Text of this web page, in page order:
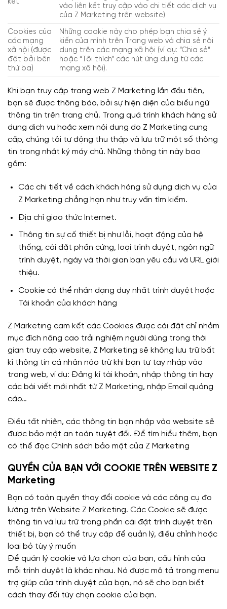
kết
vào liên kết truy cập vào chi tiết các dịch vụ
của Z Marketing trên website)
Cookies của
các mạng
xã hội (được
đặt bởi bên
thứ ba)
Những cookie này cho phép bạn chia sẻ ý
kiến của mình trên Trang web và chia sẻ nội
dung trên các mạng xã hội (ví dụ: “Chia sẻ”
hoặc “Tôi thích” các nút ứng dụng từ các
mạng xã hội).
Khi bạn truy cập trang web Z Marketing lần đầu tiên,
bạn sẽ được thông báo, bởi sự hiện diện của biểu ngữ
thông tin trên trang chủ. Trong quá trình khách hàng sử
dụng dịch vụ hoặc xem nội dung do Z Marketing cung
cấp, chúng tôi tự động thu thập và lưu trữ một số thông
tin trong nhật ký máy chủ. Những thông tin này bao
gồm:
Các chi tiết về cách khách hàng sử dụng dịch vụ của
Z Marketing chẳng hạn như truy vấn tìm kiếm.
Địa chỉ giao thức Internet.
Thông tin sự cố thiết bị như lỗi, hoạt động của hệ
thống, cài đặt phần cứng, loại trình duyệt, ngôn ngữ
trình duyệt, ngày và thời gian bạn yêu cầu và URL giới
thiệu.
Cookie có thể nhận dạng duy nhất trình duyệt hoặc
Tài khoản của khách hàng
Z Marketing cam kết các Cookies được cài đặt chỉ nhằm
mục đích nâng cao trải nghiệm người dùng trong thời
gian truy cập website, Z Marketing sẽ không lưu trữ bất
kì thông tin cá nhân nào trừ khi bạn tự tay nhập vào
trang web, ví dụ: Đăng kí tài khoản, nhập thông tin hay
các bài viết mới nhất từ Z Marketing, nhập Email quảng
cáo…
Điều tất nhiên, các thông tin bạn nhập vào website sẽ
được bảo mật an toàn tuyệt đối. Để tìm hiểu thêm, bạn
có thể đọc Chính sách bảo mật của Z Marketing
QUYỀN CỦA BẠN VỚI COOKIE TRÊN WEBSITE Z
Marketing
Bạn có toàn quyền thay đổi cookie và các công cụ đo
lường trên Website Z Marketing. Các Cookie sẽ được
thông tin và lưu trữ trong phần cài đặt trình duyệt trên
thiết bị, bạn có thể truy cập để quản lý, điều chỉnh hoặc
loại bỏ tùy ý muốn
Để quản lý cookie và lựa chọn của bạn, cấu hình của
mỗi trình duyệt là khác nhau. Nó được mô tả trong menu
trợ giúp của trình duyệt của bạn, nó sẽ cho bạn biết
cách thay đổi tùy chọn cookie của bạn.